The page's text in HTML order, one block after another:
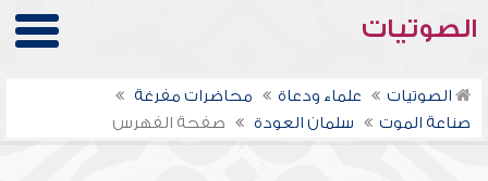
الصوتيات
الصوتيات علماء ودعاة
محاضرات مفرغة
صناعة الموت
سلمان العودة صفحة الفهرس